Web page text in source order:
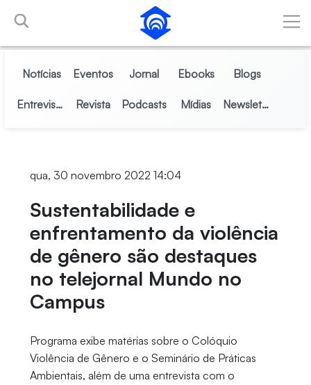
Pular para o Conteúdo principal
Notícias Eventos Jornal Ebooks Blogs
Entrevistas Revista Podcasts Mídias Newsletter
qua, 30 novembro 2022 14:04
Sustentabilidade e
enfrentamento da violência
de gênero são destaques
no telejornal Mundo no
Campus
Programa exibe matérias sobre o Colóquio
Violência de Gênero e o Seminário de Práticas
Ambientais, além de uma entrevista com o